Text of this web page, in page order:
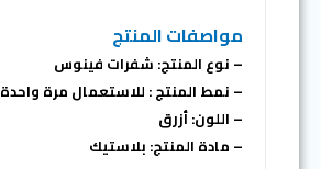
مواصفات المنتج
– نوع المنتج: شفرات فينوس
– نمط المنتج : للاستعمال مرة واحدة
– اللون: أزرق
– مادة المنتج: بلاستيك